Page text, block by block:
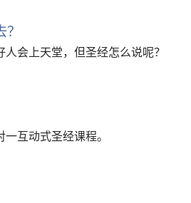
会上天堂，但圣经怎么说呢？
互动式圣经课程。